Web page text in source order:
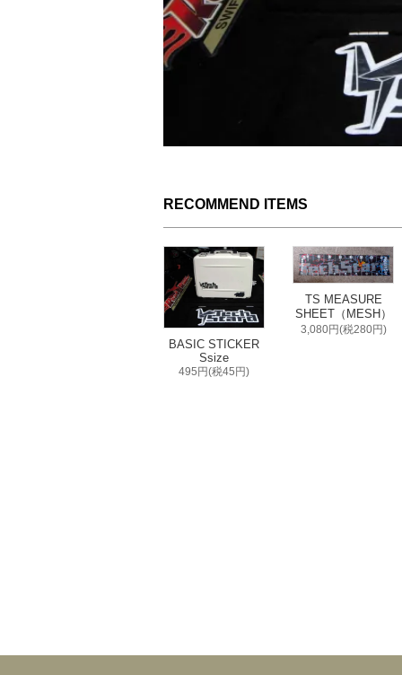
RECOMMEND ITEMS
BASIC STICKER
Ssize
495円(税45円)
TS MEASURE
SHEET（MESH）
3,080円(税280円)